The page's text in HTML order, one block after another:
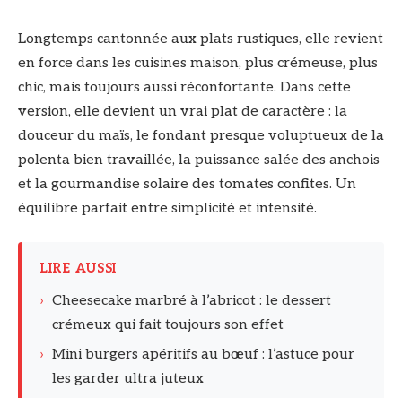
Longtemps cantonnée aux plats rustiques, elle revient
en force dans les cuisines maison, plus crémeuse, plus
chic, mais toujours aussi réconfortante. Dans cette
version, elle devient un vrai plat de caractère : la
douceur du maïs, le fondant presque voluptueux de la
polenta bien travaillée, la puissance salée des anchois
et la gourmandise solaire des tomates confites. Un
équilibre parfait entre simplicité et intensité.
LIRE AUSSI
› Cheesecake marbré à l’abricot : le dessert
crémeux qui fait toujours son effet
› Mini burgers apéritifs au bœuf : l’astuce pour
les garder ultra juteux